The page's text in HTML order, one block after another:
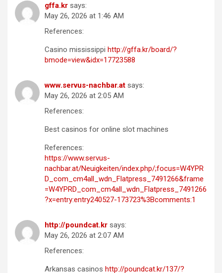
gffa.kr says:
May 26, 2026 at 1:46 AM
References:
Casino mississippi http://gffa.kr/board/?
bmode=view&idx=17723588
www.servus-nachbar.at says:
May 26, 2026 at 2:05 AM
References:
Best casinos for online slot machines
References:
https://www.servus-
nachbar.at/Neuigkeiten/index.php/;focus=W4YPR
D_com_cm4all_wdn_Flatpress_7491266&frame
=W4YPRD_com_cm4all_wdn_Flatpress_7491266
?x=entry:entry240527-173723%3Bcomments:1
http://poundcat.kr says:
May 26, 2026 at 2:07 AM
References:
Arkansas casinos http://poundcat.kr/137/?